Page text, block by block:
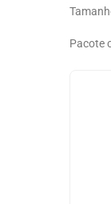
Pacote